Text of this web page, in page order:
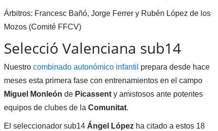
Árbitros: Francesc Bañó, Jorge Ferrer y Rubén López de los
Mozos (Comité FFCV)
Selecció Valenciana sub14
Nuestro combinado autonómico infantil prepara desde hace
meses esta primera fase con entrenamientos en el campo
Miguel Monleón de Picassenty amistosos ante potentes
equipos de clubes de la Comunitat.
El seleccionador sub14 Ángel López ha citado a estos 18